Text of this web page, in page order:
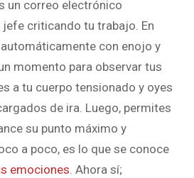
un correo electrónico
criticando tu trabajo. En
con enojo y
momento para observar tus
a tu cuerpo tensionado y oyes
de ira. Luego, permites
su punto máximo y
a poco, es lo que se conoce
emociones. Ahora sí;